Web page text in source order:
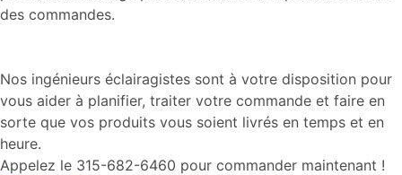
des commandes.
Nos ingénieurs éclairagistes sont à votre disposition pour
vous aider à planifier, traiter votre commande et faire en
sorte que vos produits vous soient livrés en temps et en
heure.
Appelez le 315-682-6460 pour commander maintenant !